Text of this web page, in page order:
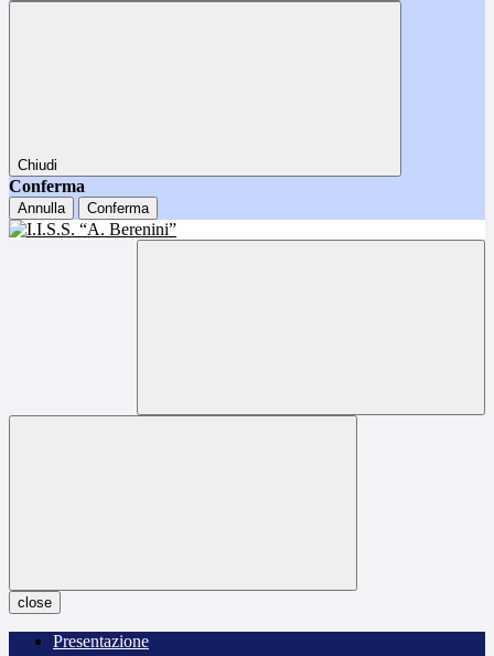
Chiudi
Conferma
Annulla Conferma
close
Presentazione